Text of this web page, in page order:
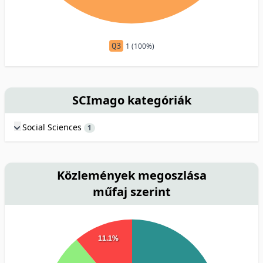
Q3 1 (100%)
SCImago kategóriák
Social Sciences 1
Közlemények megoszlása
műfaj szerint
11.1%